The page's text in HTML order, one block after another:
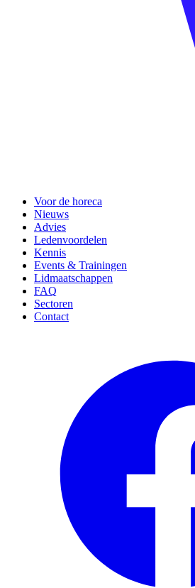
Voor de horeca
Nieuws
Advies
Ledenvoordelen
Kennis
Events & Trainingen
Lidmaatschappen
FAQ
Sectoren
Contact